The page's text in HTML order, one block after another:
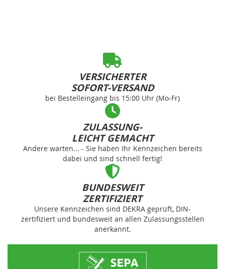
VERSICHERTER
SOFORT-VERSAND
bei Bestelleingang bis 15:00 Uhr (Mo-Fr)
ZULASSUNG-
LEICHT GEMACHT
Andere warten... - Sie haben Ihr Kennzeichen bereits
dabei und sind schnell fertig!
BUNDESWEIT
ZERTIFIZIERT
Unsere Kennzeichen sind DEKRA geprüft, DIN-
zertifiziert und bundesweit an allen Zulassungsstellen
anerkannt.